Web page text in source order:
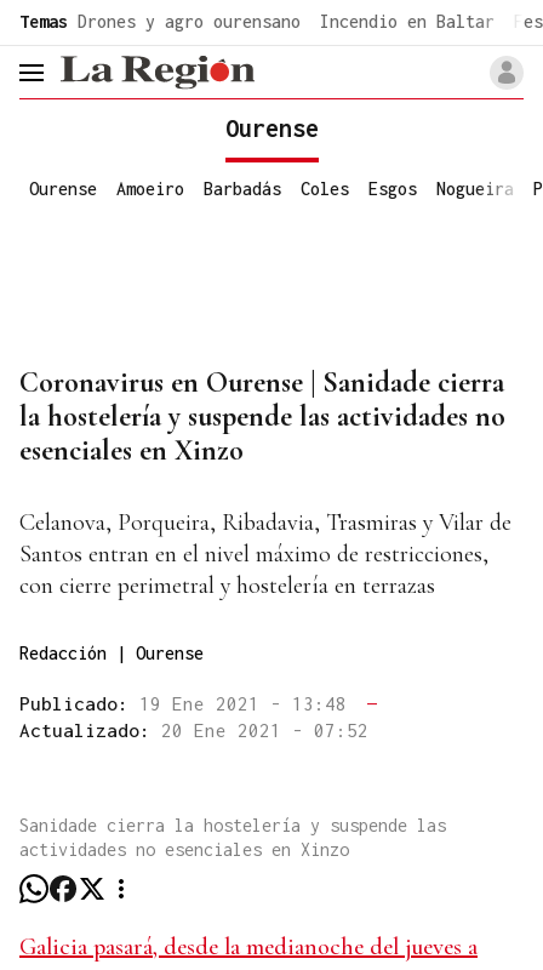
Temas Drones y agro ourensano Incendio en Baltar
header.menu.open
Ourense
Ourense Amoeiro Barbadás Coles Esgos Nogueira
Coronavirus en Ourense | Sanidade cierra
la hostelería y suspende las actividades no
esenciales en Xinzo
Celanova, Porqueira, Ribadavia, Trasmiras y Vilar de
Santos entran en el nivel máximo de restricciones,
con cierre perimetral y hostelería en terrazas
Redacción | Ourense
Publicado: 19 Ene 2021 - 13:48
—
Actualizado: 20 Ene 2021 - 07:52
Sanidade cierra la hostelería y suspende las
actividades no esenciales en Xinzo
Galicia pasará, desde la medianoche del jueves a